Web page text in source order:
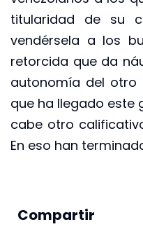
titularidad de su
vendérsela a los
retorcida que da
autonomía del otro
que ha llegado este
cabe otro
En eso han
Compartir